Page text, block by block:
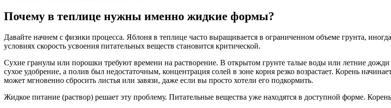
Почему в теплице нужны именно жидкие формы?
Давайте начнем с физики процесса. Яблоня в теплице часто выращивается в ограниченном объеме грунта,
условиях скорость усвоения питательных веществ становится критической.
Сухие гранулы или порошки требуют времени на растворение. В открытом грунте талые воды или летние
сухое удобрение, а полив был недостаточным, концентрация солей в зоне корня резко возрастает. Корень
может мгновенно сбросить листья или завязи, даже если вы просто хотели его подкормить.
Жидкое питание (раствор) решает эту проблему. Питательные вещества уже находятся в доступной форме.